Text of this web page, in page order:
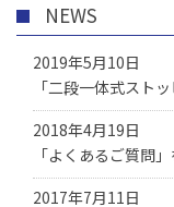
NEWS
2019年5月10日
「二段一体式スト
2018年4月19日
「よくあるご質問
2017年7月11日